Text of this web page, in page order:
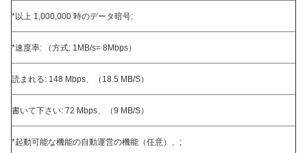
*以上 1,000,000 時のデータ暗号;
*速度率: （方式: 1MB/s= 8Mbps）
読まれる: 148 Mbps、（18.5 MB/S）
書いて下さい: 72 Mbps、（9 MB/S）
*起動可能な機能の自動運営の機能（任意）、;